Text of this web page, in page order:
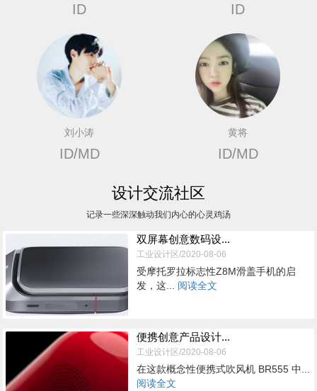
ID ID
刘小涛
ID/MD
黄将
ID/MD
设计交流社区
记录一些深深触动我们内心的心灵鸡汤
双屏幕创意数码设...
工业设计区/2020-08-06
受摩托罗拉标志性Z8M滑盖手机的启
发，这... 阅读全文
便携创意产品设计...
工业设计区/2020-08-06
在这款概念性便携式吹风机 BR555 中...
阅读全文